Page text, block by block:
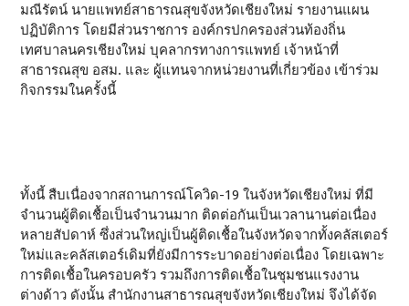
มณีรัตน์ นายแพทย์สาธารณสุขจังหวัดเชียงใหม่ รายงานแผน
ปฏิบัติการ โดยมีส่วนราชการ องค์กรปกครองส่วนท้องถิ่น
เทศบาลนครเชียงใหม่ บุคลากรทางการแพทย์ เจ้าหน้าที่
สาธารณสุข อสม. และ ผู้แทนจากหน่วยงานที่เกี่ยวข้อง เข้าร่วม
กิจกรรมในครั้งนี้
ทั้งนี้ สืบเนื่องจากสถานการณ์โควิด-19 ในจังหวัดเชียงใหม่ ที่มี
จำนวนผู้ติดเชื้อเป็นจำนวนมาก ติดต่อกันเป็นเวลานานต่อเนื่อง
หลายสัปดาห์ ซึ่งส่วนใหญ่เป็นผู้ติดเชื้อในจังหวัดจากทั้งคลัสเตอร์
ใหม่และคลัสเตอร์เดิมที่ยังมีการระบาดอย่างต่อเนื่อง โดยเฉพาะ
การติดเชื้อในครอบครัว รวมถึงการติดเชื้อในชุมชนแรงงาน
ต่างด้าว ดังนั้น สำนักงานสาธารณสุขจังหวัดเชียงใหม่ จึงได้จัด